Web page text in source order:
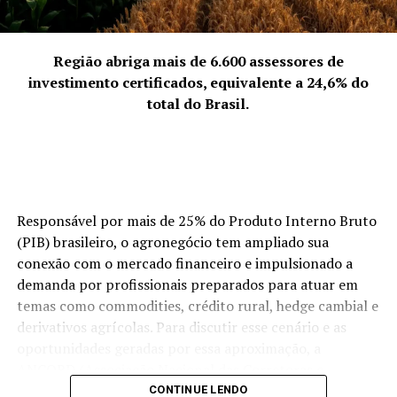
inovadora e sua constante evolução como artista.
Instagram: @_wolf_dj
Contato: +55 (51) 8310-4633
“Representamos a quebra da solidão empreendedora.
Empreender pode ser um fardo se feito isoladamente,
mas, coletivamente, torna-se uma jornada
enriquecedora. Discutimos abertamente os desafios da
‘mulher multitarefa’ e transformamos essas dores em
ACIP Mulher.
Região abriga mais de 6.600 assessores de
investimento certificados, equivalente a 24,6% do
total do Brasil.
Responsável por mais de 25% do Produto Interno Bruto
(PIB) brasileiro, o agronegócio tem ampliado sua
conexão com o mercado financeiro e impulsionado a
demanda por profissionais preparados para atuar em
temas como commodities, crédito rural, hedge cambial e
derivativos agrícolas. Para discutir esse cenário e as
Distribuidoras de Títulos e Valores Mobiliários, Câmbio e
CONTINUE LENDO